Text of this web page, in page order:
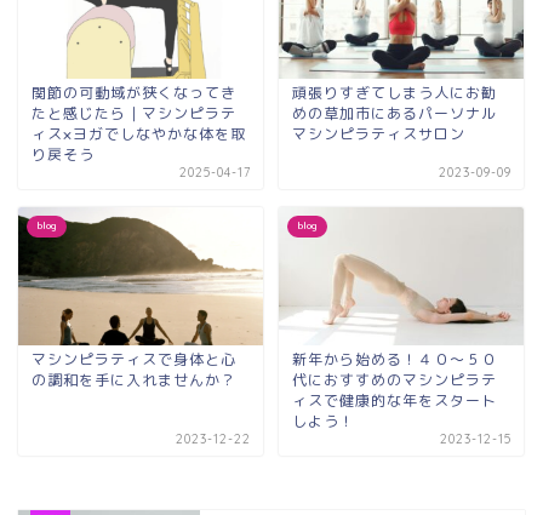
関節の可動域が狭くなってき
たと感じたら｜マシンピラテ
ィス×ヨガでしなやかな体を取
り戻そう
2025-04-17
頑張りすぎてしまう人にお勧
めの草加市にあるパーソナル
マシンピラティスサロン
2023-09-09
blog
マシンピラティスで身体と心
の調和を手に入れませんか？
2023-12-22
blog
新年から始める！４０～５０
代におすすめのマシンピラテ
ィスで健康的な年をスタート
しよう！
2023-12-15